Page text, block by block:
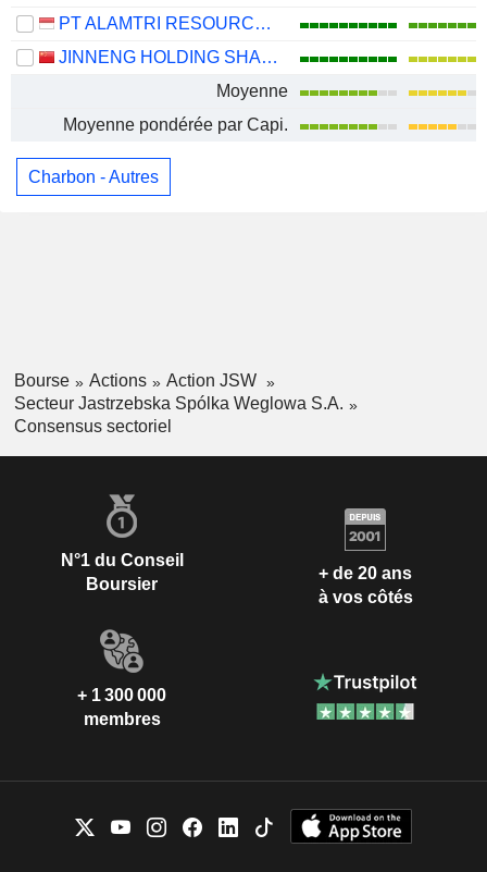
PT ALAMTRI RESOURCES INDONESIA TBK
JINNENG HOLDING SHANXI COAL INDUSTRY CO.,LTD.
Moyenne
Moyenne pondérée par Capi.
Charbon - Autres
Bourse Actions
Action JSW
Secteur Jastrzebska Spólka Weglowa S.A.
Consensus sectoriel
N°1 du Conseil
Boursier
+ de 20 ans
à vos côtés
+ 1 300 000
membres